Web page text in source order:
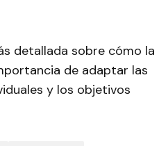
detallada sobre cómo la
de adaptar las
y los objetivos